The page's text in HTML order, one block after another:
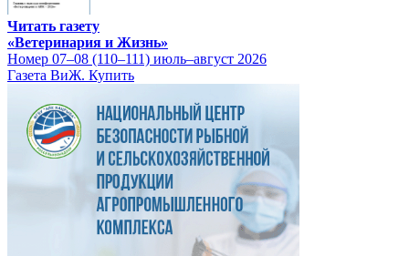
Читать газету
«Ветеринария и Жизнь»
Номер 07–08 (110–111) июль–август 2026
Газета ВиЖ. Купить